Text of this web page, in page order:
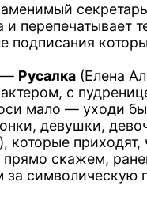
и перепечатывает
подписания
— Русалка (Елена
с
мало — уходи
девушки,
которые приходят,
прямо скажем,
за символическую